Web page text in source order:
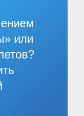
или